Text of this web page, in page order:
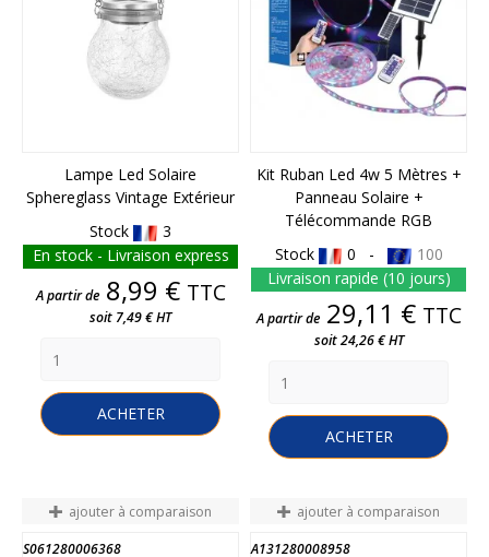
Lampe Led Solaire
Sphereglass Vintage Extérieur
Stock
3
En stock - Livraison express
Prix
A partir de 8,99 € TTC
soit 7,49 € HT
ACHETER
Kit Ruban Led 4w 5 Mètres +
Panneau Solaire +
Télécommande RGB
Stock
0 -
100
Livraison rapide (10 jours)
Prix
A partir de 29,11 € TTC
soit 24,26 € HT
ACHETER
ajouter à comparaison
S061280006368
ajouter à comparaison
A131280008958